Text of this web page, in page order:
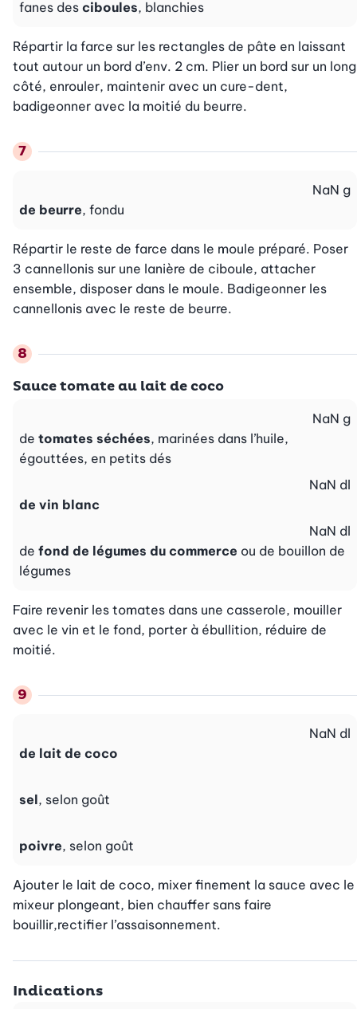
fanes des ciboules, blanchies
Répartir la farce sur les rectangles de pâte en laissant
tout autour un bord d’env. 2 cm. Plier un bord sur un long
côté, enrouler, maintenir avec un cure-dent,
badigeonner avec la moitié du beurre.
de beurre, fondu
NaN g
Répartir le reste de farce dans le moule préparé. Poser
3 cannellonis sur une lanière de ciboule, attacher
ensemble, disposer dans le moule. Badigeonner les
cannellonis avec le reste de beurre.
Sauce tomate au lait de coco
de tomates séchées, marinées dans l’huile,
égouttées, en petits dés
NaN g
de vin blanc
NaN dl
de fond de légumes du commerce ou de bouillon de
légumes
NaN dl
Faire revenir les tomates dans une casserole, mouiller
avec le vin et le fond, porter à ébullition, réduire de
moitié.
de lait de coco
NaN dl
sel, selon goût
poivre, selon goût
Ajouter le lait de coco, mixer finement la sauce avec le
mixeur plongeant, bien chauffer sans faire
bouillir,rectifier l’assaisonnement.
Indications